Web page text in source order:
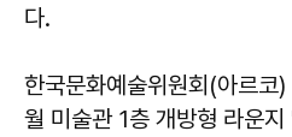
다.
한국문화예술위원회(아르코
월 미술관 1층 개방형 라운